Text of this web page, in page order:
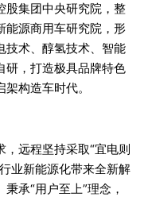
股集团中央研究院，整
能源商用车研究院，形
技术、醇氢技术、智能
研，打造极具品牌特色
构造车时代。
远程坚持采取“宜电则
业新能源化带来全新解
承“用户至上”理念，